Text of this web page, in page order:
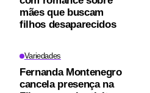
mães que buscam
filhos desaparecidos
Variedades
Fernanda Montenegro
cancela presença na